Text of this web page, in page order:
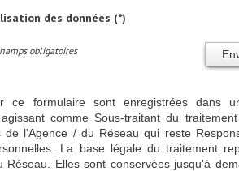
des données (*)
obligatoires
ce formulaire sont enregistrées dans
comme Sous-traitant du
de l'Agence / du Réseau qui reste
La base légale du traitement
Elles sont conservées jusqu'à